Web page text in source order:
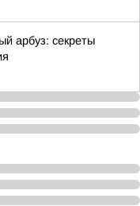
арбуз: секреты